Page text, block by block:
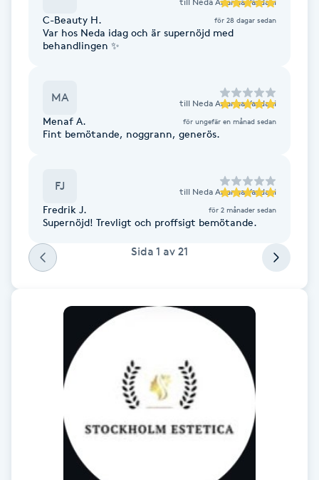
Fransk manikyr
Fransrengöring
Frekvensterapi
Friskvård
Funktionsanalys
Färgning
Gelenaglar
C-Beauty H. för 28 dagar sedan
Var hos Neda idag och är supernöjd med
behandlingen ✨
MA till Neda Arianna Yazdani
Menaf A. för ungefär en månad sedan
Fint bemötande, noggrann, generös.
FJ till Neda Arianna Yazdani
Fredrik J. för 2 månader sedan
Supernöjd! Trevligt och proffsigt bemötande.
Sida 1 av 21